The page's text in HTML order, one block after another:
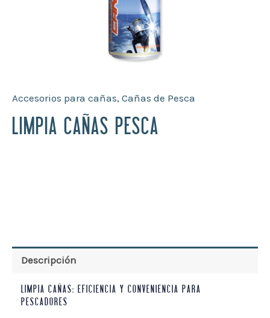
Accesorios para cañas, Cañas de Pesca
LIMPIA CAÑAS PESCA
Descripción
LIMPIA CAÑAS: EFICIENCIA Y CONVENIENCIA PARA
PESCADORES